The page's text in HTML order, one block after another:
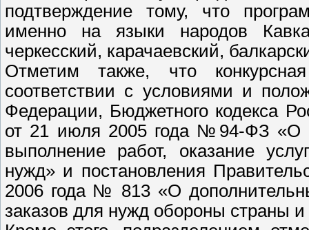
подтверждение тому, что
именно на языки народов
черкесский, карачаевский,
Отметим также, что
соответствии с условиями и
Федерации, Бюджетного кодекса
от 21 июля 2005 года №94-ФЗ «О
выполнение работ, оказание
нужд» и постановления
2006 года № 813 «О
заказов для нужд обороны страны и